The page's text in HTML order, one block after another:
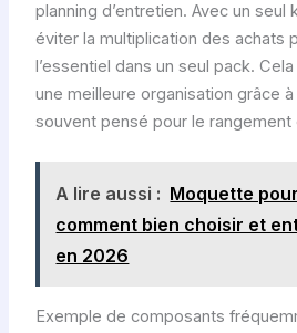
planning d’entretien. Avec un
éviter la multiplication des achats
l’essentiel dans un seul pack.
une meilleure organisation grâce
souvent pensé pour le rangement
A lire aussi : Moquette
comment bien choisir et
en 2026
Exemple de composants